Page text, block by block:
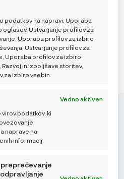
podatkov na napravi, Uporaba
Ustvarjanje profilov za
Uporaba profilov za izbiro
Ustvarjanje profilov za
Uporaba profilov za izbiro
in izboljšave storitev,
za izbiro vsebin.
Vedno aktiven
podatkov, ki
naprave na
informacij.